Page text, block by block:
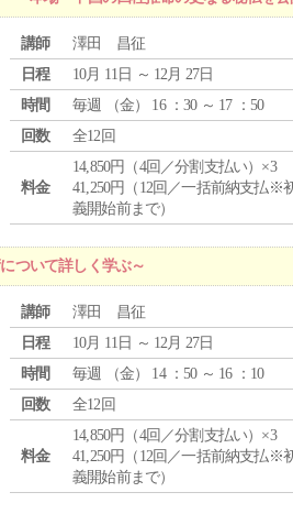
講師
澤田 昌征
日程
10月 11日 ～ 12月 27日
時間
毎週 （金） 16 ：30 ～ 17 ：50
回数
全12回
料金
14,850円（4回／分割支払い）×3
41,250円（12回／一括前納支払※
義開始前まで）
ついて詳しく学ぶ～
講師
澤田 昌征
日程
10月 11日 ～ 12月 27日
時間
毎週 （金） 14 ：50 ～ 16 ：10
回数
全12回
料金
14,850円（4回／分割支払い）×3
41,250円（12回／一括前納支払※
義開始前まで）